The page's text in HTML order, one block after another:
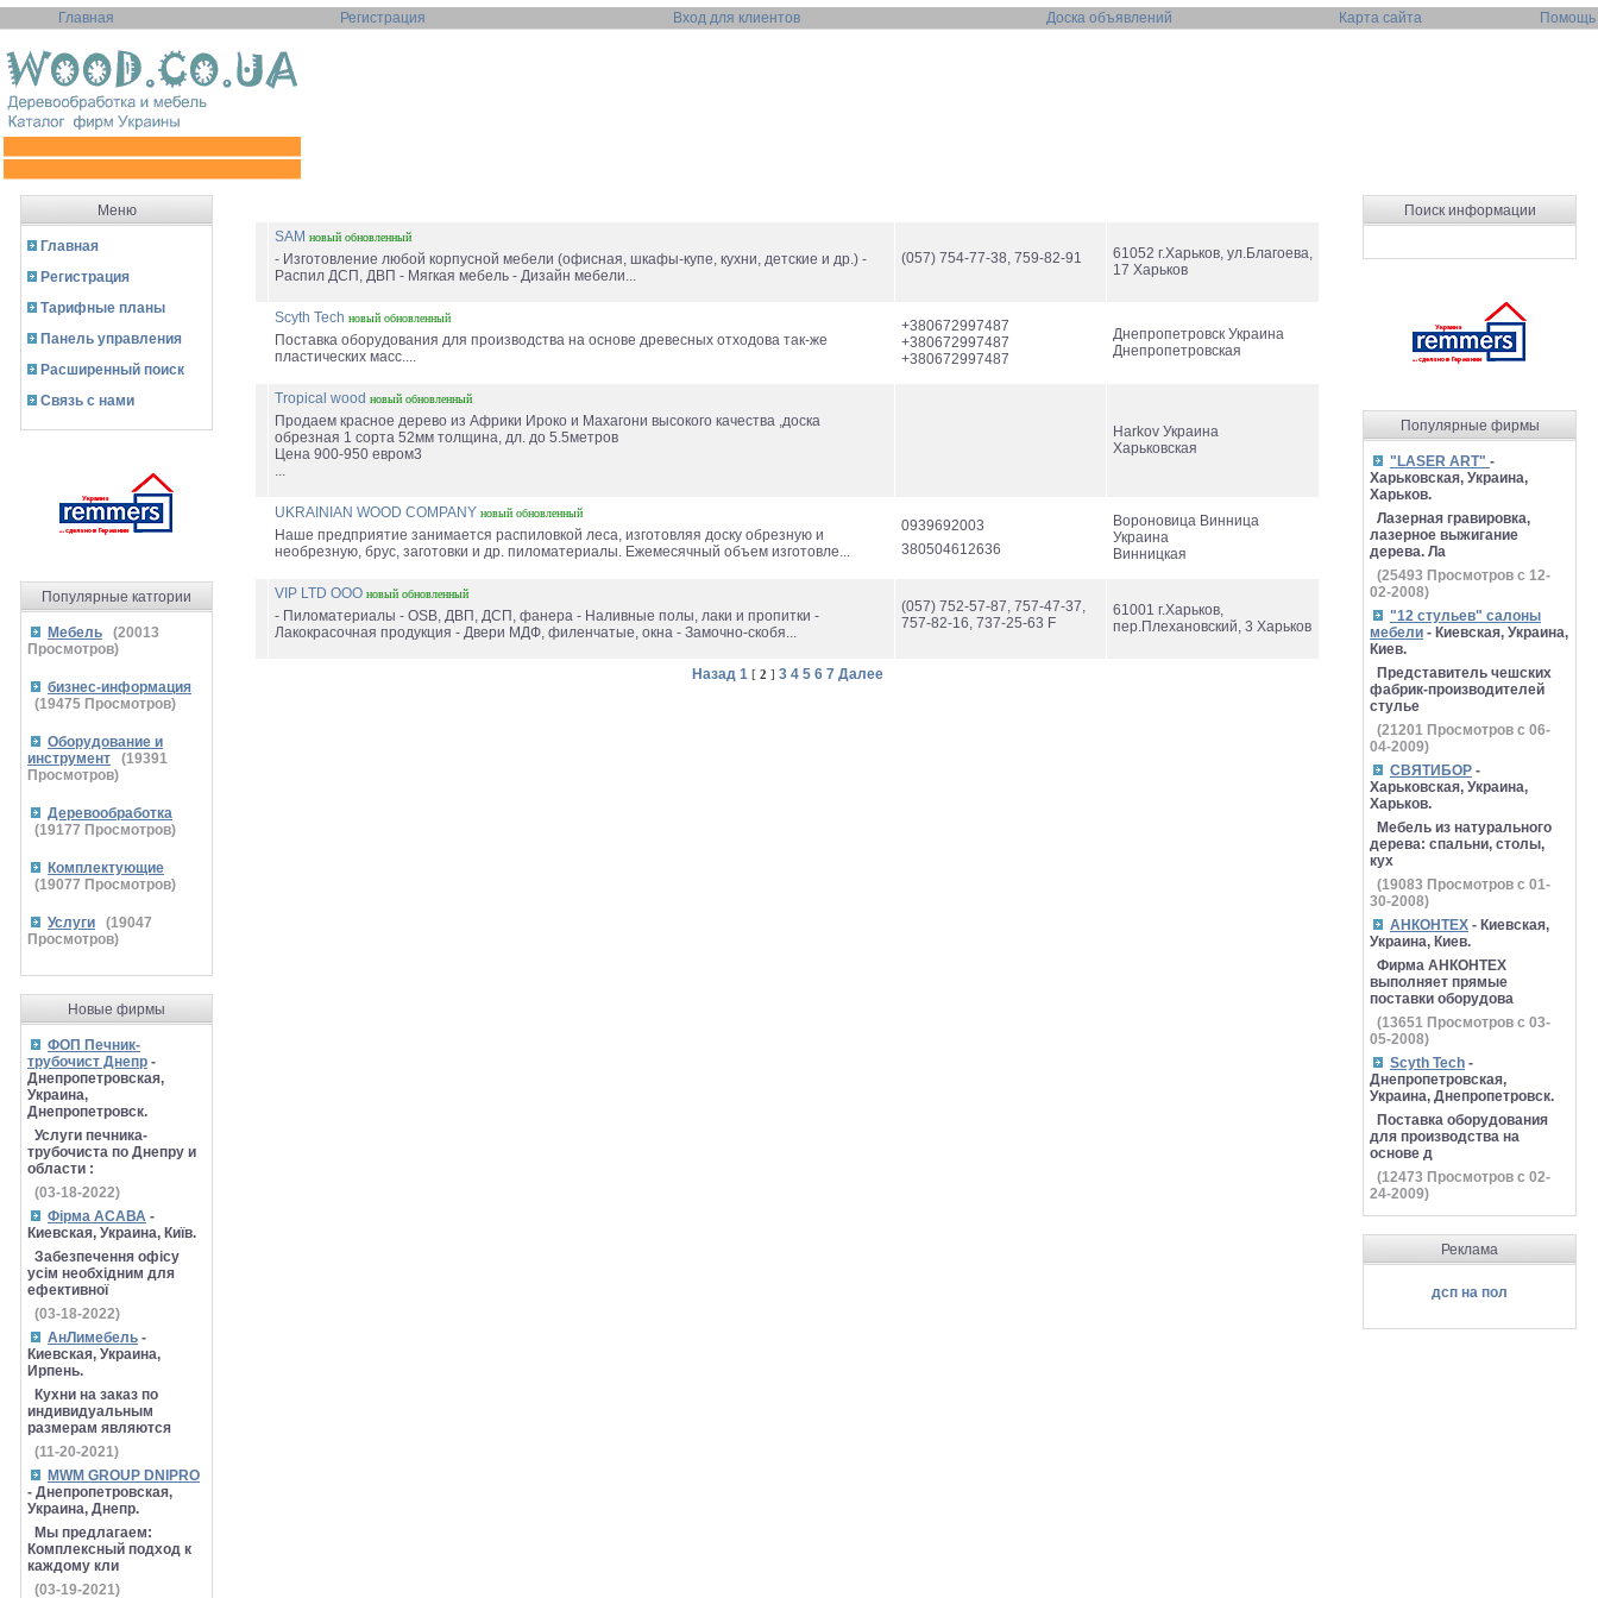
Главная Регистрация Вход для клиентов Доска объявлений Карта сайта Помощь
Меню
Главная
Регистрация
Тарифные планы
Панель управления
Расширенный поиск
Связь с нами
Популярные катгории
Мебель (20013
Просмотров)
бизнес-информация
(19475 Просмотров)
Оборудование и
инструмент
(19391
Просмотров)
Деревообработка
(19177 Просмотров)
Комплектующие
(19077 Просмотров)
Услуги (19047
Просмотров)
Новые фирмы
ФОП Печник-
трубочист Днепр -
Днепропетровская,
Украина,
Днепропетровск.
Услуги печника-
трубочиста по Днепру и
области :
(03-18-2022)
Фірма АСАВА -
Киевская, Украина, Київ.
Забезпечення офісу
усім необхідним для
ефективної
(03-18-2022)
АнЛимебель -
Киевская, Украина,
Ирпень.
Кухни на заказ по
индивидуальным
размерам являются
(11-20-2021)
MWM GROUP DNIPRO
- Днепропетровская,
Украина, Днепр.
Мы предлагаем:
Комплексный подход к
каждому кли
(03-19-2021)
SAM новый обновленный
- Изготовление любой корпусной мебели (офисная, шкафы-купе, кухни, детские и др.) -
Распил ДСП, ДВП - Мягкая мебель - Дизайн мебели...
(057) 754-77-38, 759-82-91
61052 г.Харьков, ул.Благоева,
17 Харьков
Scyth Tech новый обновленный
Поставка оборудования для производства на основе древесных отходова так-же
пластических масс....
+380672997487
+380672997487
+380672997487
Днепропетровск Украина
Днепропетровская
Tropical wood новый обновленный
Продаем красное дерево из Африки Ироко и Махагони высокого качества ,доска
обрезная 1 сорта 52мм толщина, дл. до 5.5метров
Цена 900-950 евром3
...
Harkov Украина
Харьковская
UKRAINIAN WOOD COMPANY новый обновленный
Наше предприятие занимается распиловкой леса, изготовляя доску обрезную и
необрезную, брус, заготовки и др. пиломатериалы. Ежемесячный объем изготовле...
0939692003
380504612636
Вороновица Винница
Украина
Винницкая
VIP LTD ООО новый обновленный
- Пиломатериалы - OSB, ДВП, ДСП, фанера - Наливные полы, лаки и пропитки -
Лакокрасочная продукция - Двери МДФ, филенчатые, окна - Замочно-скобя...
(057) 752-57-87, 757-47-37,
757-82-16, 737-25-63 F
61001 г.Харьков,
пер.Плехановский, 3 Харьков
Назад 1 [ 2 ] 3 4 5 6 7 Далее
Поиск информации
Популярные фирмы
"LASER ART" -
Харьковская, Украина,
Харьков.
Лазерная гравировка,
лазерное выжигание
дерева. Ла
(25493 Просмотров с 12-
02-2008)
"12 стульев" салоны
мебели - Киевская, Украина,
Киев.
Представитель чешских
фабрик-производителей
стулье
(21201 Просмотров с 06-
04-2009)
СВЯТИБОР -
Харьковская, Украина,
Харьков.
Мебель из натурального
дерева: спальни, столы,
кух
(19083 Просмотров с 01-
30-2008)
АНКОНТЕХ - Киевская,
Украина, Киев.
Фирма АНКОНТЕХ
выполняет прямые
поставки оборудова
(13651 Просмотров с 03-
05-2008)
Scyth Tech -
Днепропетровская,
Украина, Днепропетровск.
Поставка оборудования
для производства на
основе д
(12473 Просмотров с 02-
24-2009)
Реклама
дсп на пол